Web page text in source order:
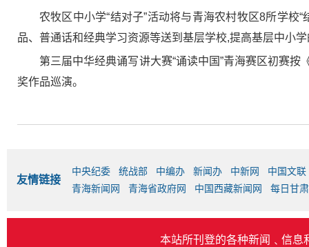
农牧区中小学“结对子”活动将与青海农村牧区8所学
品、普通话和经典学习资源等送到基层学校,提高基层中小
第三届中华经典诵写讲大赛“诵读中国”青海赛区初赛
奖作品巡演。
友情链接
中央纪委 统战部 中编办 新闻办 中新网
中国文联
青海新闻网
青海省政府网 中国西藏新闻网 每日甘
本站所刊登的各种新闻﹑信息